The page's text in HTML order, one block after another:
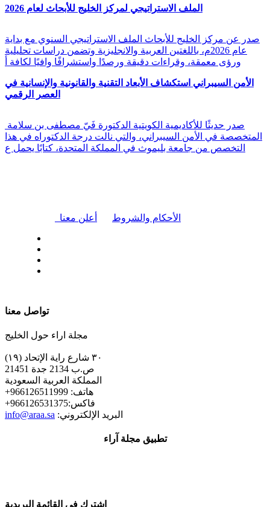
الملف الاستراتيجي لمركز الخليج للأبحاث لعام 2026
صدر عن مركز الخليج للأبحاث الملف الاستراتيجي السنوي مع بداية
عام 2026م، باللغتين العربية والانجليزية وتضمن دراسات تحليلية
ورؤى معمقة، وقراءات دقيقة ورصدًا واستشرافًا وافيًا لكافة أ
الأمن السيبراني استكشاف الأبعاد التقنية والقانونية والإنسانية في
العصر الرقمي
المتخصصة في الأمن السيبراني، والتي نالت درجة الدكتوراه في هذا
التخصص من جامعة بليموث في المملكة المتحدة، كتابًا يحمل ع
أعلن معنا الأحكام والشروط
تواصل معنا
مجلة اراء حول الخليج
٣٠ شارع راية الإتحاد (١٩)
ص.ب 2134 جدة 21451
المملكة العربية السعودية
+هاتف: 966126511999
+فاكس:966126531375
info@araa.sa :البريد الإلكتروني
تطبيق مجلة آراء
إشترك في القائمة البريدية